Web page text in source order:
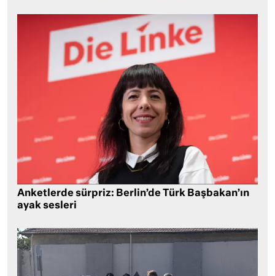
Anketlerde sürpriz: Berlin’de Türk Başbakan’ın
ayak sesleri